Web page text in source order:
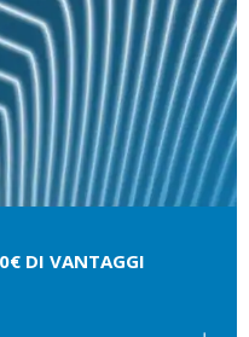
DI VANTAGGI